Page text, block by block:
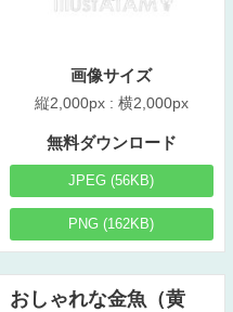
画像サイズ
縦2,000px : 横2,000px
無料ダウンロード
JPEG (56KB)
PNG (162KB)
おしゃれな金魚（黄